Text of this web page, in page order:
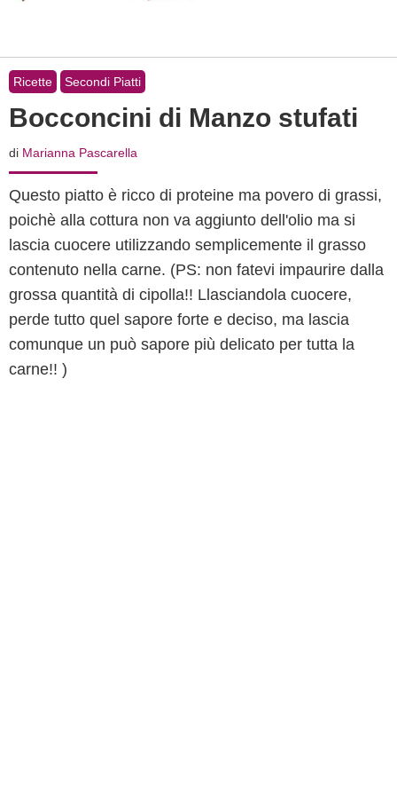
Ricette Secondi Piatti
Bocconcini di Manzo stufati
di Marianna Pascarella
Questo piatto è ricco di proteine ma povero di grassi,
poichè alla cottura non va aggiunto dell'olio ma si
lascia cuocere utilizzando semplicemente il grasso
contenuto nella carne. (PS: non fatevi impaurire dalla
grossa quantità di cipolla!! Llasciandola cuocere,
perde tutto quel sapore forte e deciso, ma lascia
comunque un può sapore più delicato per tutta la
carne!! )